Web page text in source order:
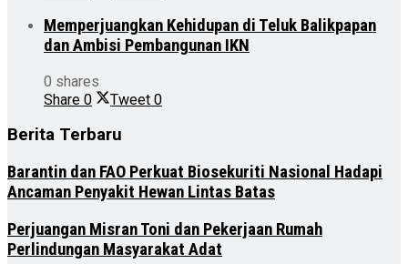
Memperjuangkan Kehidupan di Teluk Balikpapan
dan Ambisi Pembangunan IKN
0 shares
Share 0 Tweet 0
Berita Terbaru
Barantin dan FAO Perkuat Biosekuriti Nasional Hadapi
Ancaman Penyakit Hewan Lintas Batas
Perjuangan Misran Toni dan Pekerjaan Rumah
Perlindungan Masyarakat Adat